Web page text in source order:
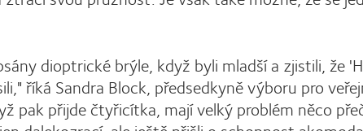
dioptrické brýle, když byli mladší a zjistili, že
říká Sandra Block, předsedkyně výboru pro
pak přijde čtyřicítka, mají velký problém něco